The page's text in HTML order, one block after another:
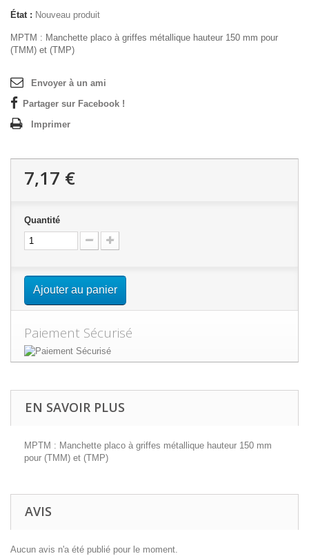
État : Nouveau produit
MPTM : Manchette placo à griffes métallique hauteur 150 mm pour
(TMM) et (TMP)
Envoyer à un ami
Partager sur Facebook !
Imprimer
7,17 €
Quantité
Ajouter au panier
Paiement Sécurisé
EN SAVOIR PLUS
MPTM : Manchette placo à griffes métallique hauteur 150 mm
pour (TMM) et (TMP)
AVIS
Aucun avis n'a été publié pour le moment.